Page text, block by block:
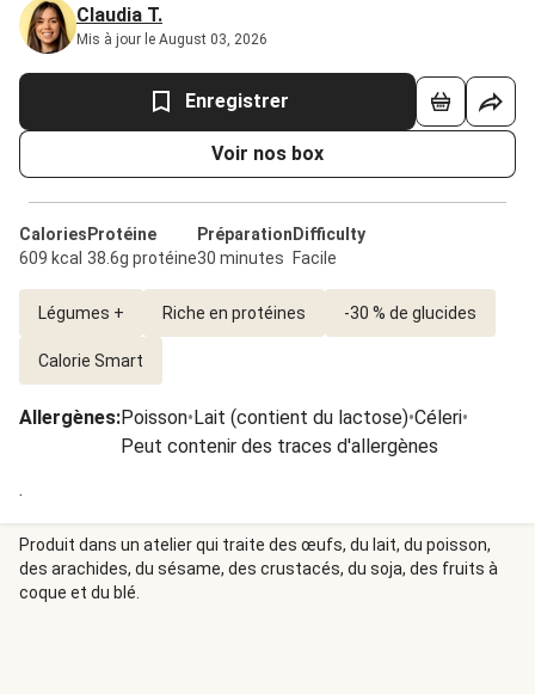
Claudia T.
Mis à jour le August 03, 2026
Enregistrer
Voir nos box
Calories
609 kcal
Protéine
38.6g protéine
Préparation
30 minutes
Difficulty
Facile
Légumes + Riche en protéines -30 % de glucides
Calorie Smart
Allergènes:Poisson•Lait (contient du lactose)•Céleri•
Peut contenir des traces d'allergènes
.
Produit dans un atelier qui traite des œufs, du lait, du poisson,
des arachides, du sésame, des crustacés, du soja, des fruits à
coque et du blé.